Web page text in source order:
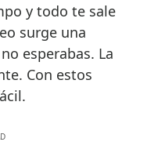
y todo te sale
surge una
esperabas. La
Con estos